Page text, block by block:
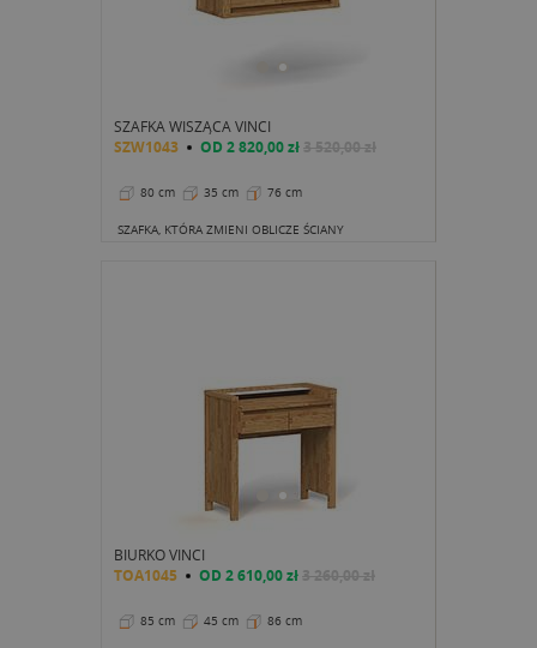
SZAFKA WISZĄCA VINCI
SZW1043 OD 2 820,00 zł3 520,00 zł
80 cm 35 cm 76 cm
SZAFKA, KTÓRA ZMIENI OBLICZE ŚCIANY
BIURKO VINCI
TOA1045 OD 2 610,00 zł3 260,00 zł
85 cm 45 cm 86 cm